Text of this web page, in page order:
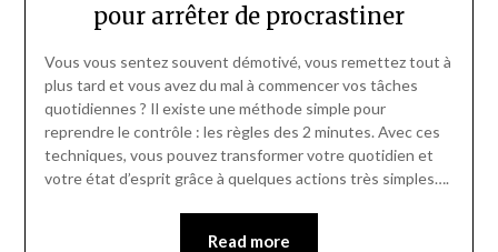
pour arrêter de procrastiner
Vous vous sentez souvent démotivé, vous remettez tout à
plus tard et vous avez du mal à commencer vos tâches
quotidiennes ? Il existe une méthode simple pour
reprendre le contrôle : les règles des 2 minutes. Avec ces
techniques, vous pouvez transformer votre quotidien et
votre état d’esprit grâce à quelques actions très simples….
Read more